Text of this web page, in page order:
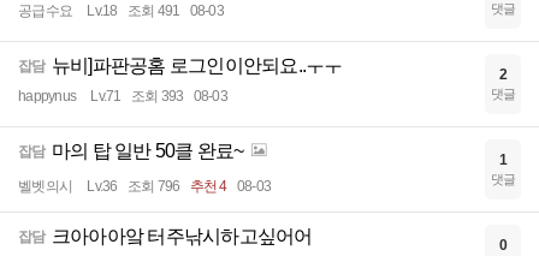
공급수요 Lv.18 조회 491 08-03 댓글
잡담 뉴비]파판공홈 로그인이안되요..ㅜㅜ
happynus Lv.71 조회 393 08-03
2
댓글
잡담 마의 탑 일반 50클 완료~
벨벳의시 Lv.36 조회 796 추천 4 08-03
1
댓글
잡담 크아아아앜 터주낚시하고싶어어 0